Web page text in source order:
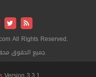
All Rights Reserved.
جميع الحقوق